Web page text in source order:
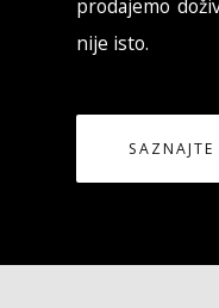
prodajemo
nije isto.
SAZNAJTE